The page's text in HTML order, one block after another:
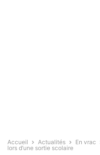
Accueil Actualités En vrac
lors d’une sortie scolaire